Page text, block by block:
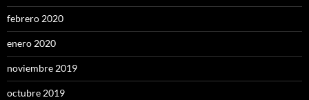
febrero 2020
enero 2020
noviembre 2019
octubre 2019